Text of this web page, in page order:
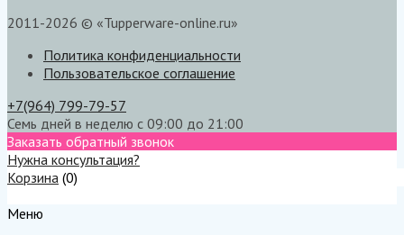
2011-2026 © «Tupperware-online.ru»
Политика конфиденциальности
Пользовательское соглашение
+7(964) 799-79-57
Семь дней в неделю с 09:00 до 21:00
Заказать обратный звонок
Нужна консультация?
Корзина (0)
Меню